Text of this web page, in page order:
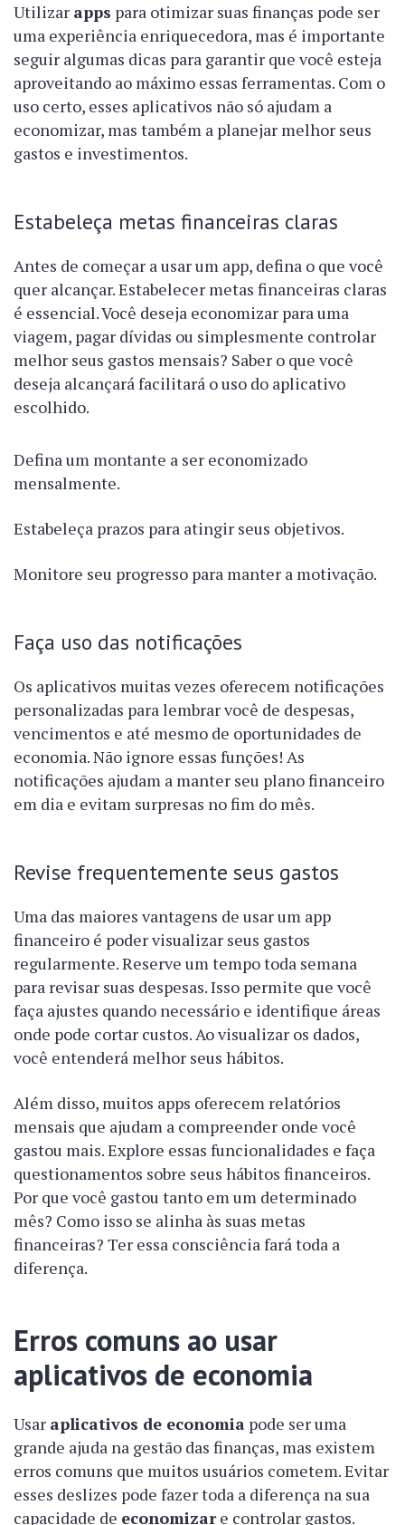
Utilizar apps para otimizar suas finanças pode ser
uma experiência enriquecedora, mas é importante
seguir algumas dicas para garantir que você esteja
aproveitando ao máximo essas ferramentas. Com o
uso certo, esses aplicativos não só ajudam a
economizar, mas também a planejar melhor seus
gastos e investimentos.
Estabeleça metas financeiras claras
Antes de começar a usar um app, defina o que você
quer alcançar. Estabelecer metas financeiras claras
é essencial. Você deseja economizar para uma
viagem, pagar dívidas ou simplesmente controlar
melhor seus gastos mensais? Saber o que você
deseja alcançará facilitará o uso do aplicativo
escolhido.
Defina um montante a ser economizado
mensalmente.
Estabeleça prazos para atingir seus objetivos.
Monitore seu progresso para manter a motivação.
Faça uso das notificações
Os aplicativos muitas vezes oferecem notificações
personalizadas para lembrar você de despesas,
vencimentos e até mesmo de oportunidades de
economia. Não ignore essas funções! As
notificações ajudam a manter seu plano financeiro
em dia e evitam surpresas no fim do mês.
Revise frequentemente seus gastos
Uma das maiores vantagens de usar um app
financeiro é poder visualizar seus gastos
regularmente. Reserve um tempo toda semana
para revisar suas despesas. Isso permite que você
faça ajustes quando necessário e identifique áreas
onde pode cortar custos. Ao visualizar os dados,
você entenderá melhor seus hábitos.
Além disso, muitos apps oferecem relatórios
mensais que ajudam a compreender onde você
gastou mais. Explore essas funcionalidades e faça
questionamentos sobre seus hábitos financeiros.
Por que você gastou tanto em um determinado
mês? Como isso se alinha às suas metas
financeiras? Ter essa consciência fará toda a
diferença.
Erros comuns ao usar
aplicativos de economia
Usar aplicativos de economia pode ser uma
grande ajuda na gestão das finanças, mas existem
erros comuns que muitos usuários cometem. Evitar
esses deslizes pode fazer toda a diferença na sua
capacidade de economizare controlar gastos.